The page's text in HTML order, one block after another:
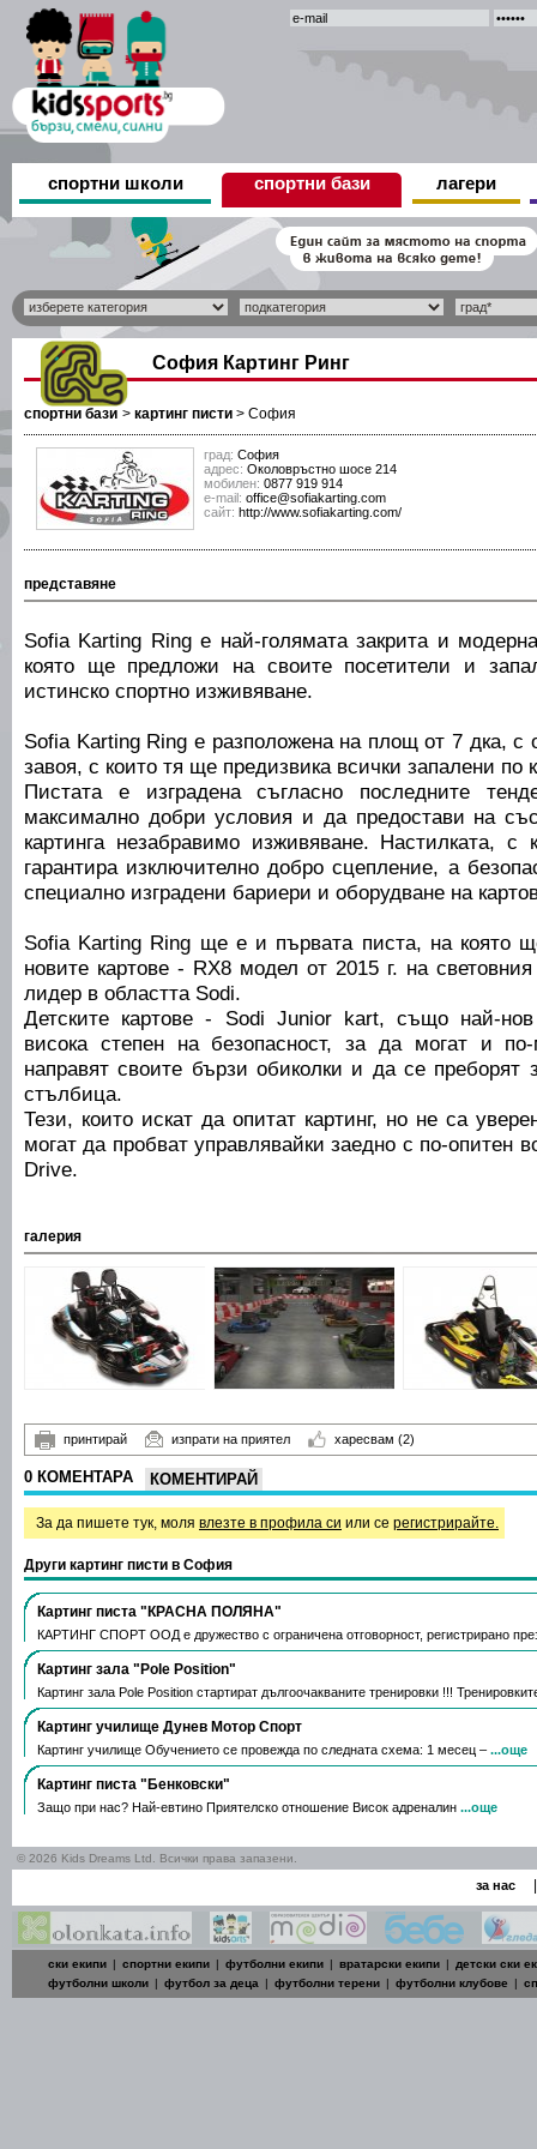
спортни школи спортни бази лагери
София Картинг Ринг
спортни бази > картинг писти > София
град: София
адрес: Околовръстно шосе 214
мобилен: 0877 919 914
е-mail: office@sofiakarting.com
сайт: http://www.sofiakarting.com/
представяне
Sofia Karting Ring е най-голямата закрита и
която ще предложи на своите посетители и
истинско спортно изживяване.
Sofia Karting Ring е разположена на площ от 7 дка,
завоя, с които тя ще предизвика всички запалени по
Пистата е изградена съгласно последните
максимално добри условия и да предостави на
картинга незабравимо изживяване. Настилката, с
гарантира изключително добро сцепление, а
специално изградени бариери и оборудване на
Sofia Karting Ring ще е и първата писта, на която
новите картове - RX8 модел от 2015 г. на
лидер в областта Sodi.
Детските картове - Sodi Junior kart, също най-
висока степен на безопасност, за да могат и
направят своите бързи обиколки и да се преборят
стълбица.
Тези, които искат да опитат картинг, но не са
могат да пробват управлявайки заедно с по-опитен
Drive.
галерия
принтирай изпрати на приятел харесвам (2)
0 КОМЕНТАРА КОМЕНТИРАЙ
За да пишете тук, моля влезте в профила си или се регистрирайте.
Други картинг писти в София
Картинг писта "КРАСНА ПОЛЯНА"
КАРТИНГ СПОРТ ООД е дружество с ограничена отговорност, регистрирано
Картинг зала "Pole Position"
Картинг зала Pole Position стартират дългоочакваните тренировки !!!
Картинг училище Дунев Мотор Спорт
Картинг училище Обучението се провежда по следната схема: 1 месец – ...още
Картинг писта "Бенковски"
Защо при нас? Най-евтино Приятелско отношение Висок адреналин ...още
© 2026 Kids Dreams Ltd. Всички права запазени.
за нас |
ски екипи | спортни екипи | футболни екипи | вратарски екипи |
детски ски
футболни школи | футбол за деца | футболни терени | футболни клубове |